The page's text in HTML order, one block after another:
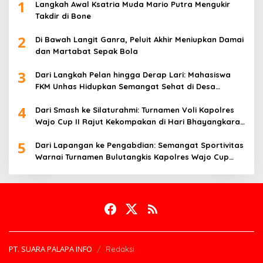
1
Langkah Awal Ksatria Muda Mario Putra Mengukir
Takdir di Bone
2
Di Bawah Langit Ganra, Peluit Akhir Meniupkan Damai
dan Martabat Sepak Bola
3
Dari Langkah Pelan hingga Derap Lari: Mahasiswa
FKM Unhas Hidupkan Semangat Sehat di Desa
4
Dari Smash ke Silaturahmi: Turnamen Voli Kapolres
Wajo Cup II Rajut Kekompakan di Hari Bhayangkara
5
Dari Lapangan ke Pengabdian: Semangat Sportivitas
Warnai Turnamen Bulutangkis Kapolres Wajo Cup
PT. SUARA PALAPA INFO Redaksi